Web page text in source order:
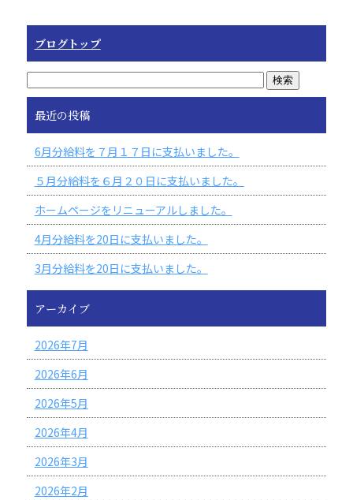
ブログトップ
最近の投稿
6月分給料を７月１７日に支払いました。
５月分給料を６月２０日に支払いました。
ホームページをリニューアルしました。
4月分給料を20日に支払いました。
3月分給料を20日に支払いました。
アーカイブ
2026年7月
2026年6月
2026年5月
2026年4月
2026年3月
2026年2月